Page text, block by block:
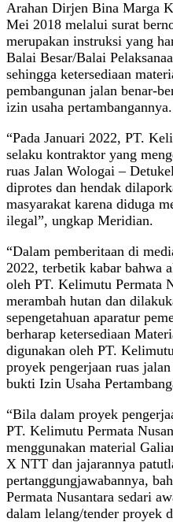
Arahan Dirjen Bina Marga
Mei 2018 melalui surat
merupakan instruksi yang
Balai Besar/Balai
sehingga ketersediaan
pembangunan jalan benar-
izin usaha pertambangannya.
“Pada Januari 2022, PT.
selaku kontraktor yang
ruas Jalan Wologai –
diprotes dan hendak
masyarakat karena diduga
ilegal”, ungkap Meridian.
“Dalam pemberitaan di
2022, terbetik kabar bahwa
oleh PT. Kelimutu Permata
merambah hutan dan
sepengetahuan aparatur
berharap ketersediaan
digunakan oleh PT.
proyek pengerjaan ruas
bukti Izin Usaha
“Bila dalam proyek
PT. Kelimutu Permata
menggunakan material
X NTT dan jajarannya
pertanggungjawabannya,
Permata Nusantara sedari
dalam lelang/tender proyek